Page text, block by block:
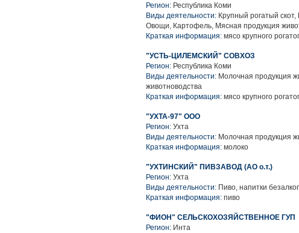
Регион: Республика Коми
Виды деятельности: Крупный рогатый
Овощи, Картофель, Мясная продукция
Краткая информация: мясо крупного
"УСТЬ-ЦИЛЕМСКИЙ" СОВХОЗ
Регион: Республика Коми
Виды деятельности: Молочная продукция
животноводства
Краткая информация: мясо крупного
"УХТА-97" ООО
Регион: Ухта
Виды деятельности: Молочная продукция
Краткая информация: молоко
"УХТИНСКИЙ" ПИВЗАВОД (АО о.т.)
Регион: Ухта
Виды деятельности: Пиво, напитки
Краткая информация: пиво
"ФИОН" СЕЛЬСКОХОЗЯЙСТВЕННОЕ ГУП
Регион: Инта